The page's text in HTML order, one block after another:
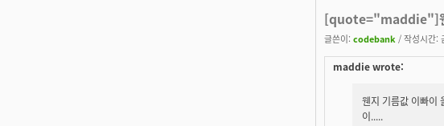
[quote="maddie"]웬
글쓴이: codebank / 작성시간:
maddie wrote:
웬지 기름값 이빠이
이.....